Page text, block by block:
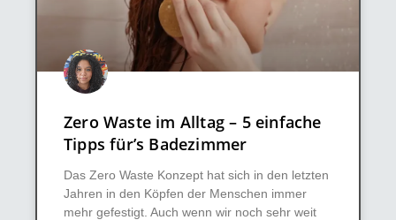
Zero Waste im Alltag – 5 einfache
Tipps für’s Badezimmer
Das Zero Waste Konzept hat sich in den letzten
Jahren in den Köpfen der Menschen immer
mehr gefestigt. Auch wenn wir noch sehr weit